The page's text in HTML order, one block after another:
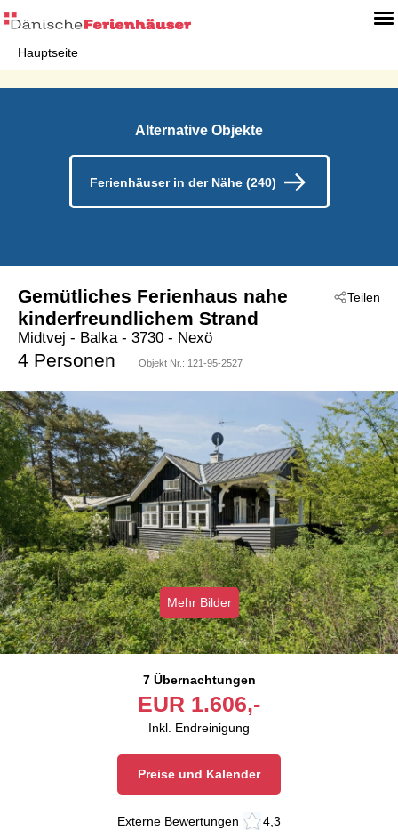
Hauptseite
Alternative Objekte
Ferienhäuser in der Nähe (240)
Teilen
Gemütliches Ferienhaus nahe
kinderfreundlichem Strand
Midtvej - Balka - 3730 - Nexö
4 Personen Objekt Nr.: 121-95-2527
Mehr Bilder
7 Übernachtungen
EUR 1.606,-
Inkl. Endreinigung
Preise und Kalender
Externe Bewertungen 4,3